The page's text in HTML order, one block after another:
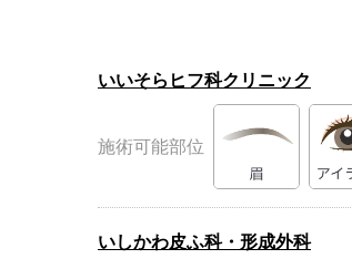
いいそらヒフ科クリニック
施術可能部位
いしかわ皮ふ科・形成外科